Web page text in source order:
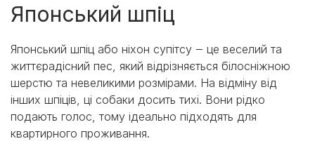
Японський шпіц
Японський шпіц або ніхон супітсу ‒ це веселий та
життєрадісний пес, який відрізняється білосніжною
шерстю та невеликими розмірами. На відміну від
інших шпіців, ці собаки досить тихі. Вони рідко
подають голос, тому ідеально підходять для
квартирного проживання.